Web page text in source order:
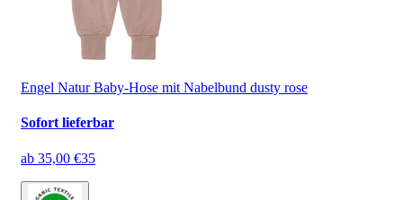
Engel Natur Baby-Hose mit Nabelbund dusty rose
Sofort lieferbar
ab 35,00 €35